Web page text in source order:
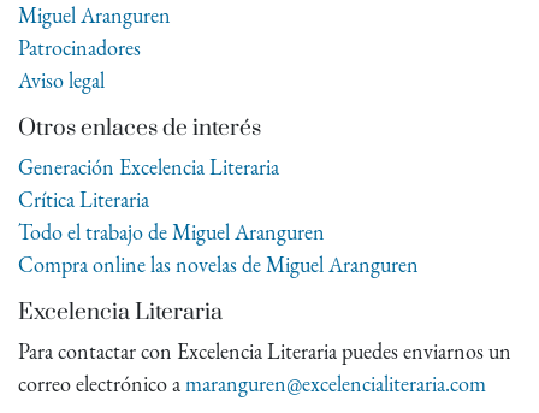
Miguel Aranguren
Patrocinadores
Aviso legal
Otros enlaces de interés
Generación Excelencia Literaria
Crítica Literaria
Todo el trabajo de Miguel Aranguren
Compra online las novelas de Miguel Aranguren
Excelencia Literaria
Para contactar con Excelencia Literaria puedes enviarnos un
correo electrónico amaranguren@excelencialiteraria.com